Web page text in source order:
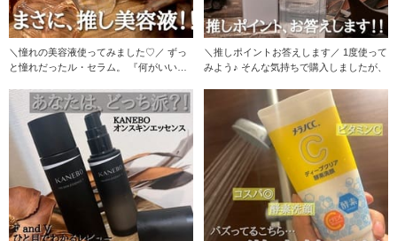
＼憧れの美容液使ってみました♡／ ずっ
と憧れだったル・セラム。 『何がいい
＼推しポイントお答えします／ 1度使って
みよう♪ そんな気持ちで購入しましたが、